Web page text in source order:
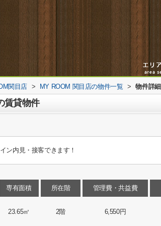
関目店 > MY ROOM 関目店の物件一覧 > 物件詳細
賃貸物件
ン内見・接客できます！
専有面積
23.65㎡
所在階
2階
管理費・共益費
6,550円